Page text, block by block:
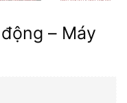
– Máy